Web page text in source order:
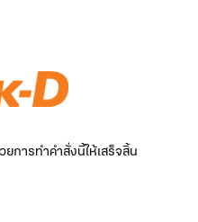
การทำคำสั่งนี้ให้เสร็จสิ้น